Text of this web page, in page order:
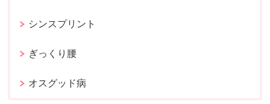
シンスプリント
ぎっくり腰
オスグッド病